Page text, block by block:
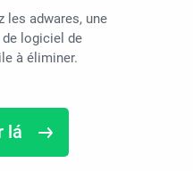
les adwares, une
logiciel de
à éliminer.
lá